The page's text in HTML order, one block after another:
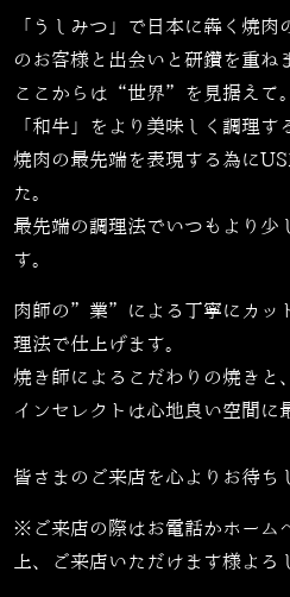
「うしみつ」で日本に犇く焼
のお客様と出会いと研鑽を重ね
ここからは“世界”を見据えて
「和牛」をより美味しく調理す
焼肉の最先端を表現する為に
た。
最先端の調理法でいつもより少
す。
肉師の”業”による丁寧にカッ
理法で仕上げます。
焼き師によるこだわりの焼きと
インセレクトは心地良い空間に
皆さまのご来店を心よりお待ち
※ご来店の際はお電話かホーム
上、ご来店いただけます様よろ